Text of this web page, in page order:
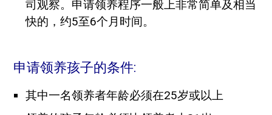
司观察。申请领养程序一般上非常简单及相当
快的，约5至6个月时间。
申请领养孩子的条件:
其中一名领养者年龄必须在25岁或以上